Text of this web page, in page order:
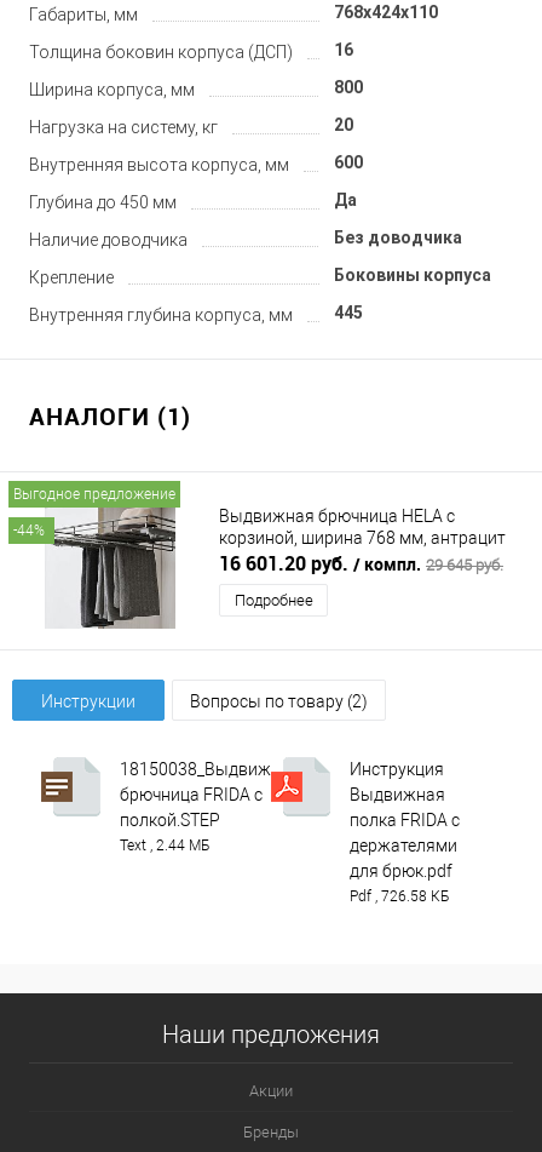
Габариты, мм 768x424x110
Толщина боковин корпуса (ДСП) 16
Ширина корпуса, мм 800
Нагрузка на систему, кг 20
Внутренняя высота корпуса, мм 600
Глубина до 450 мм Да
Наличие доводчика Без доводчика
Крепление Боковины корпуса
Внутренняя глубина корпуса, мм 445
АНАЛОГИ (1)
Выгодное предложение
-44%
Выдвижная брючница HELA с
корзиной, ширина 768 мм, антрацит
LjM (ЭЛ ДЖИ ЭМ)
16 601.20 руб. / компл. 29 645 руб.
Подробнее
Инструкции Вопросы по товару (2)
18150038_Выдвижная
брючница FRIDA с
полкой.STEP
Text , 2.44 МБ
Инструкция
Выдвижная
полка FRIDA с
держателями
для брюк.pdf
Pdf , 726.58 КБ
Наши предложения
Акции
Бренды